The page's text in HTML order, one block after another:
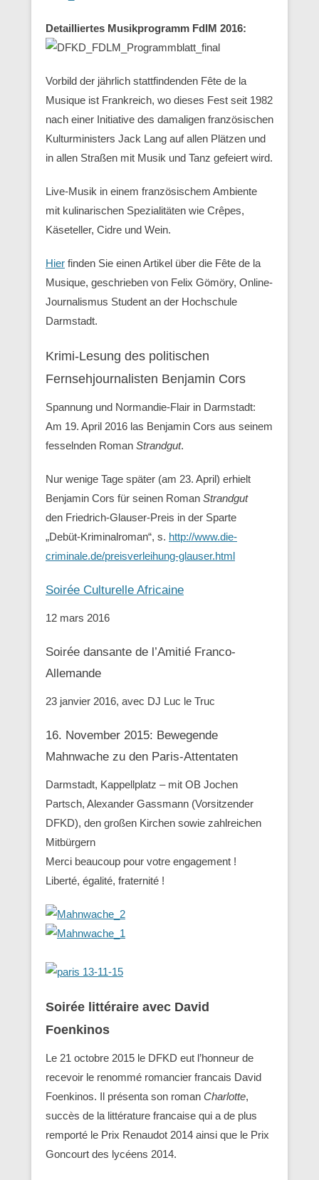
Detailliertes Musikprogramm FdlM 2016:
Vorbild der jährlich stattfindenden Fête de la
Musique ist Frankreich, wo dieses Fest seit 1982
nach einer Initiative des damaligen französischen
Kulturministers Jack Lang auf allen Plätzen und
in allen Straßen mit Musik und Tanz gefeiert wird.
Live-Musik in einem französischem Ambiente
mit kulinarischen Spezialitäten wie Crêpes,
Käseteller, Cidre und Wein.
Hier finden Sie einen Artikel über die Fête de la
Musique, geschrieben von Felix Gömöry, Online-
Journalismus Student an der Hochschule
Darmstadt.
Krimi-Lesung des politischen
Fernsehjournalisten Benjamin Cors
Spannung und Normandie-Flair in Darmstadt:
Am 19. April 2016 las Benjamin Cors aus seinem
fesselnden Roman Strandgut.
Nur wenige Tage später (am 23. April) erhielt
Benjamin Cors für seinen Roman Strandgut
den Friedrich-Glauser-Preis in der Sparte
„Debüt-Kriminalroman“, s. http://www.die-
criminale.de/preisverleihung-glauser.html
Soirée Culturelle Africaine
12 mars 2016
Soirée dansante de l’Amitié Franco-
Allemande
23 janvier 2016, avec DJ Luc le Truc
16. November 2015: Bewegende
Mahnwache zu den ‪Paris-Attentaten
Darmstadt, Kappellplatz – mit OB Jochen
Partsch, Alexander Gassmann (Vorsitzender
‪‎DFKD), den großen Kirchen sowie zahlreichen
Mitbürgern
Merci beaucoup pour votre engagement !
Liberté, égalité, fraternité !
Soirée littéraire avec David
Foenkinos
Le 21 octobre 2015 le DFKD eut l’honneur de
recevoir le renommé romancier francais David
Foenkinos. Il présenta son roman Charlotte,
succès de la littérature francaise qui a de plus
remporté le Prix Renaudot 2014 ainsi que le Prix
Goncourt des lycéens 2014.